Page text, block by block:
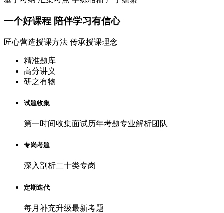
一个好课程 陪伴学习有信心
匠心营造授课方法 传承授课理念
精准题库
高分讲义
研之有物
试题收集
第一时间收集面试历年考题专业解析团队
专岗考题
深入剖析二十类专岗
定期迭代
每月补充升级最新考题